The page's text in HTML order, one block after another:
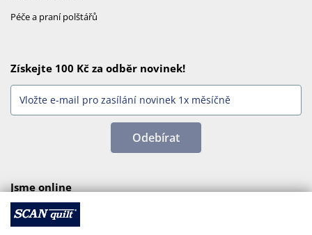
Péče a praní polštářů
Získejte 100 Kč za odběr novinek!
Odebírat
Jsme online